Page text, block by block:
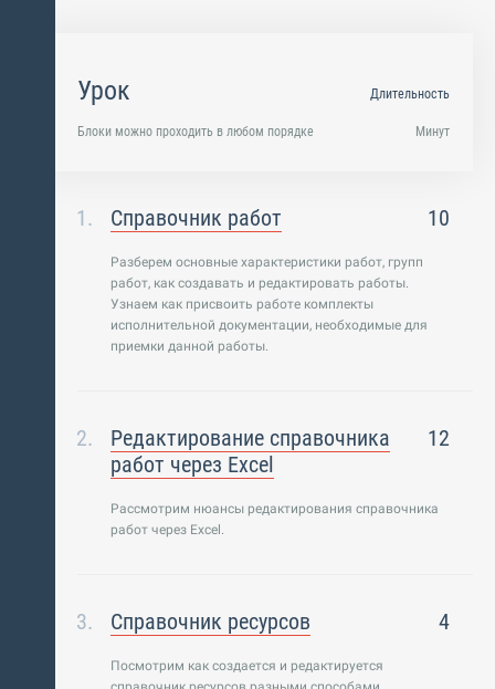
Урок
Блоки можно проходить в любом порядке
Длительность
Минут
Справочник работ 10
Разберем основные характеристики работ, групп
работ, как создавать и редактировать работы.
Узнаем как присвоить работе комплекты
исполнительной документации, необходимые для
приемки данной работы.
Редактирование справочника
работ через Excel
12
Рассмотрим нюансы редактирования справочника
работ через Excel.
Справочник ресурсов 4
Посмотрим как создается и редактируется